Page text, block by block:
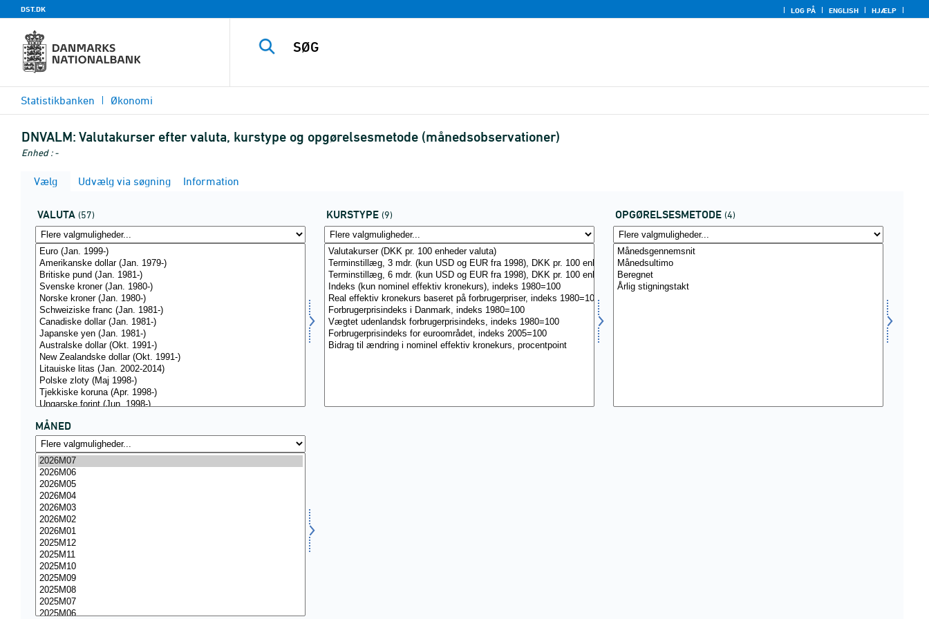
DST.DK LOG PÅ ENGLISH HJÆLP
Statistikbanken Økonomi
DNVALM: Valutakurser efter valuta, kurstype og opgørelsesmetode (månedsobservationer)
Enhed : -
Vælg Udvælg via søgning Information
VALUTA (57) KURSTYPE (9) OPGØRELSESMETODE (4)
MÅNED